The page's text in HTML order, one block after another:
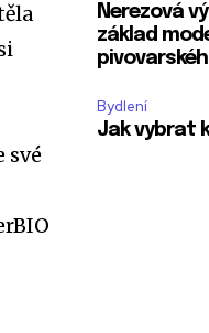
své
Nerezová
základ
Bydlení
Jak vybrat